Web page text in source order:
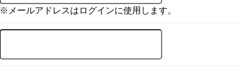
※メールアドレスはログインに使用します。